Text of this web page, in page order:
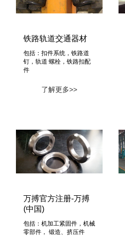
铁路轨道交通器材
包括：扣件系统，铁路道
钉，轨道 螺栓，铁路扣配
件
了解更多>>
万搏官方注册-万搏
(中国)
包括：机加工紧固件，机械
零部件， 锻造、挤压件